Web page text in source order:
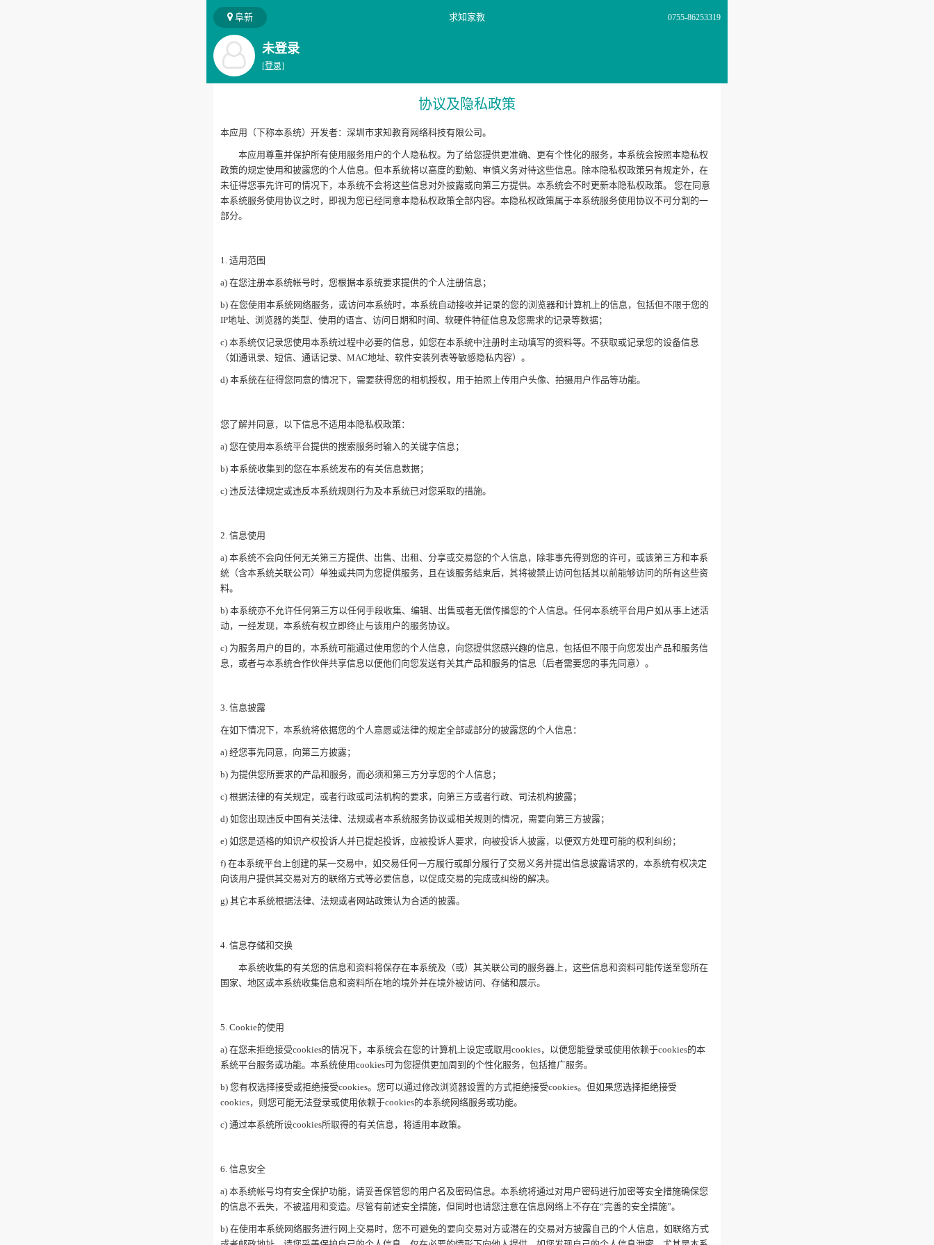
阜新 求知家教 0755-86253319
未登录
[登录]
协议及隐私政策
本应用（下称本系统）开发者：深圳市求知教育网络科技有限公司。
本应用尊重并保护所有使用服务用户的个人隐私权。为了给您提供更准确、更有个性化的服务，本系统会按照本隐私权
政策的规定使用和披露您的个人信息。但本系统将以高度的勤勉、审慎义务对待这些信息。除本隐私权政策另有规定外，在
未征得您事先许可的情况下，本系统不会将这些信息对外披露或向第三方提供。本系统会不时更新本隐私权政策。 您在同意
本系统服务使用协议之时，即视为您已经同意本隐私权政策全部内容。本隐私权政策属于本系统服务使用协议不可分割的一
部分。
1. 适用范围
a) 在您注册本系统帐号时，您根据本系统要求提供的个人注册信息；
b) 在您使用本系统网络服务，或访问本系统时，本系统自动接收并记录的您的浏览器和计算机上的信息，包括但不限于您的
IP地址、浏览器的类型、使用的语言、访问日期和时间、软硬件特征信息及您需求的记录等数据；
c) 本系统仅记录您使用本系统过程中必要的信息，如您在本系统中注册时主动填写的资料等。不获取或记录您的设备信息
（如通讯录、短信、通话记录、MAC地址、软件安装列表等敏感隐私内容）。
d) 本系统在征得您同意的情况下，需要获得您的相机授权，用于拍照上传用户头像、拍摄用户作品等功能。
您了解并同意，以下信息不适用本隐私权政策：
a) 您在使用本系统平台提供的搜索服务时输入的关键字信息；
b) 本系统收集到的您在本系统发布的有关信息数据；
c) 违反法律规定或违反本系统规则行为及本系统已对您采取的措施。
2. 信息使用
a) 本系统不会向任何无关第三方提供、出售、出租、分享或交易您的个人信息，除非事先得到您的许可，或该第三方和本系
统（含本系统关联公司）单独或共同为您提供服务，且在该服务结束后，其将被禁止访问包括其以前能够访问的所有这些资
料。
b) 本系统亦不允许任何第三方以任何手段收集、编辑、出售或者无偿传播您的个人信息。任何本系统平台用户如从事上述活
动，一经发现，本系统有权立即终止与该用户的服务协议。
c) 为服务用户的目的，本系统可能通过使用您的个人信息，向您提供您感兴趣的信息，包括但不限于向您发出产品和服务信
息，或者与本系统合作伙伴共享信息以便他们向您发送有关其产品和服务的信息（后者需要您的事先同意）。
3. 信息披露
在如下情况下，本系统将依据您的个人意愿或法律的规定全部或部分的披露您的个人信息：
a) 经您事先同意，向第三方披露；
b) 为提供您所要求的产品和服务，而必须和第三方分享您的个人信息；
c) 根据法律的有关规定，或者行政或司法机构的要求，向第三方或者行政、司法机构披露；
d) 如您出现违反中国有关法律、法规或者本系统服务协议或相关规则的情况，需要向第三方披露；
e) 如您是适格的知识产权投诉人并已提起投诉，应被投诉人要求，向被投诉人披露，以便双方处理可能的权利纠纷；
f) 在本系统平台上创建的某一交易中，如交易任何一方履行或部分履行了交易义务并提出信息披露请求的，本系统有权决定
向该用户提供其交易对方的联络方式等必要信息，以促成交易的完成或纠纷的解决。
g) 其它本系统根据法律、法规或者网站政策认为合适的披露。
4. 信息存储和交换
本系统收集的有关您的信息和资料将保存在本系统及（或）其关联公司的服务器上，这些信息和资料可能传送至您所在
国家、地区或本系统收集信息和资料所在地的境外并在境外被访问、存储和展示。
5. Cookie的使用
a) 在您未拒绝接受cookies的情况下，本系统会在您的计算机上设定或取用cookies，以便您能登录或使用依赖于cookies的本
系统平台服务或功能。本系统使用cookies可为您提供更加周到的个性化服务，包括推广服务。
b) 您有权选择接受或拒绝接受cookies。您可以通过修改浏览器设置的方式拒绝接受cookies。但如果您选择拒绝接受
cookies，则您可能无法登录或使用依赖于cookies的本系统网络服务或功能。
c) 通过本系统所设cookies所取得的有关信息，将适用本政策。
6. 信息安全
a) 本系统帐号均有安全保护功能，请妥善保管您的用户名及密码信息。本系统将通过对用户密码进行加密等安全措施确保您
的信息不丢失，不被滥用和变造。尽管有前述安全措施，但同时也请您注意在信息网络上不存在“完善的安全措施”。
b) 在使用本系统网络服务进行网上交易时，您不可避免的要向交易对方或潜在的交易对方披露自己的个人信息，如联络方式